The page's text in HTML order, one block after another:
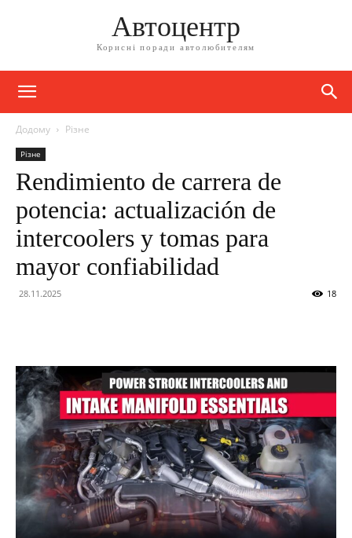
Автоцентр
Корисні поради автолюбителям
Додому Різне
Різне
Rendimiento de carrera de
potencia: actualización de
intercoolers y tomas para
mayor confiabilidad
28.11.2025 18